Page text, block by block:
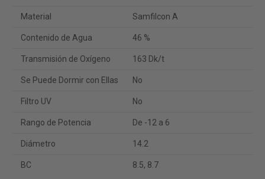
Material Samfilcon A
Contenido de Agua 46 %
Transmisión de Oxígeno 163 Dk/t
Se Puede Dormir con Ellas No
Filtro UV No
Rango de Potencia De -12 a 6
Diámetro 14.2
BC 8.5, 8.7